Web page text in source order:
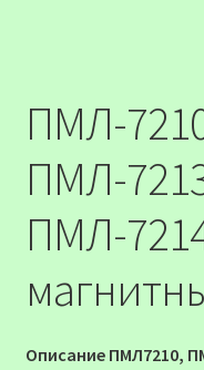
Прайс
Контакти
Про компанію
Карта сайту
ПМЛ-
ПМЛ-
ПМЛ-
Описание ПМЛ7210,